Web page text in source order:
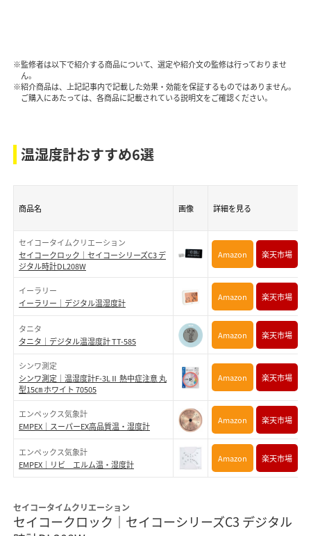
※監修者は以下で紹介する商品について、選定や紹介文の監修は行っておりませ
ん。
※紹介商品は、上記記事内で記載した効果・効能を保証するものではありません。
ご購入にあたっては、各商品に記載されている説明文をご確認ください。
温湿度計おすすめ6選
商品名 画像 詳細を見る
セイコータイムクリエーション
セイコークロック｜セイコーシリーズC3 デ
ジタル時計DL208W
Amazon 楽天市場
イーラリー
イーラリー｜デジタル温湿度計
Amazon 楽天市場
タニタ
タニタ｜デジタル温湿度計 TT-585
Amazon 楽天市場
シンワ測定
シンワ測定｜温湿度計F-3LⅡ 熱中症注意 丸
型15㎝ ホワイト 70505
Amazon 楽天市場
エンペックス気象計
EMPEX｜スーパーEX高品質温・湿度計
Amazon 楽天市場
エンペックス気象計
EMPEX｜リビ エルム温・湿度計
Amazon 楽天市場
セイコータイムクリエーション
セイコークロック｜セイコーシリーズC3 デジタル